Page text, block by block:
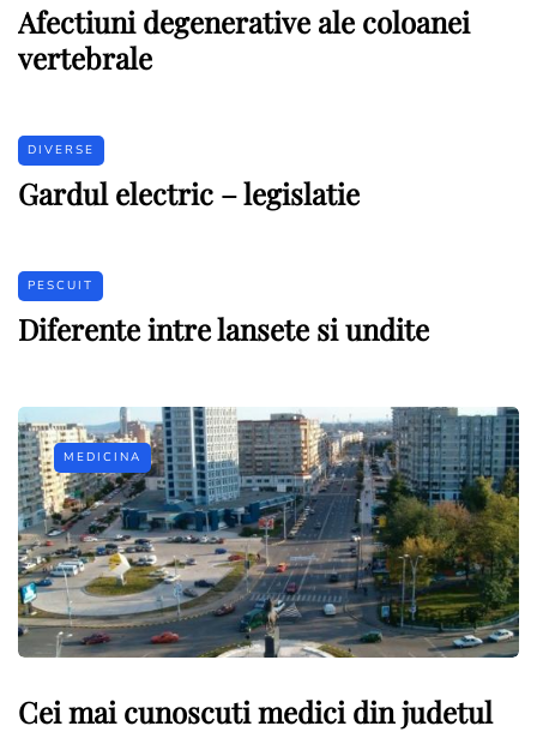
Afectiuni degenerative ale coloanei
vertebrale
DIVERSE
Gardul electric – legislatie
PESCUIT
Diferente intre lansete si undite
MEDICINA
Cei mai cunoscuti medici din judetul